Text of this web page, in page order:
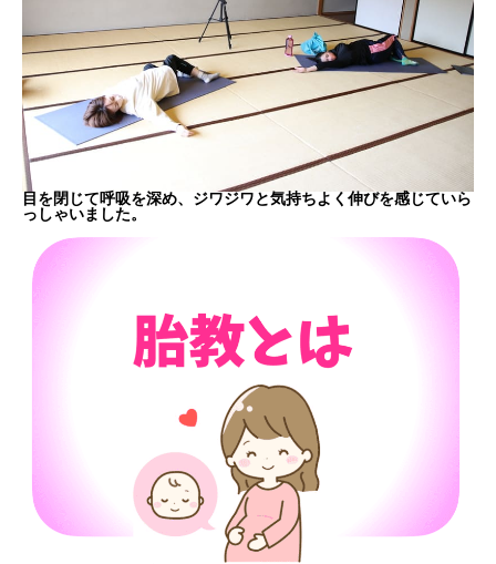
目を閉じて呼吸を深め、ジワジワと気持ちよく伸びを感じていら
っしゃいました。